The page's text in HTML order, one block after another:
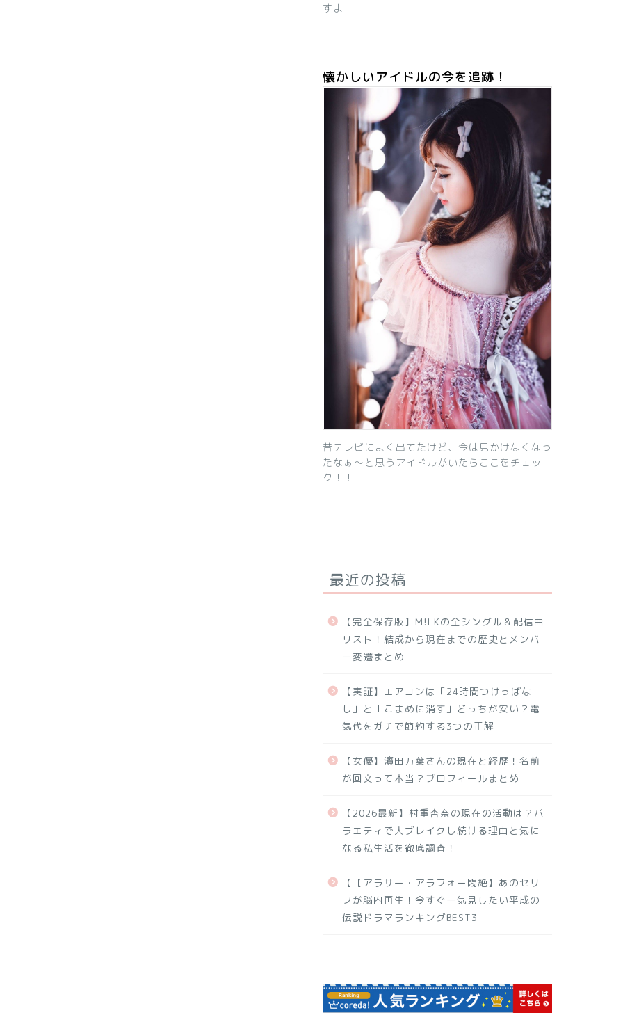
すよ
懐かしいアイドルの今を追跡！
昔テレビによく出てたけど、今は見かけなくなっ
たなぁ～と思うアイドルがいたらここをチェッ
ク！！
最近の投稿
【完全保存版】M!LKの全シングル＆配信曲
リスト！結成から現在までの歴史とメンバ
ー変遷まとめ
【実証】エアコンは「24時間つけっぱな
し」と「こまめに消す」どっちが安い？電
気代をガチで節約する3つの正解
【女優】濱田万葉さんの現在と経歴！名前
が回文って本当？プロフィールまとめ
【2026最新】村重杏奈の現在の活動は？バ
ラエティで大ブレイクし続ける理由と気に
なる私生活を徹底調査！
【【アラサー・アラフォー悶絶】あのセリ
フが脳内再生！今すぐ一気見したい平成の
伝説ドラマランキングBEST3